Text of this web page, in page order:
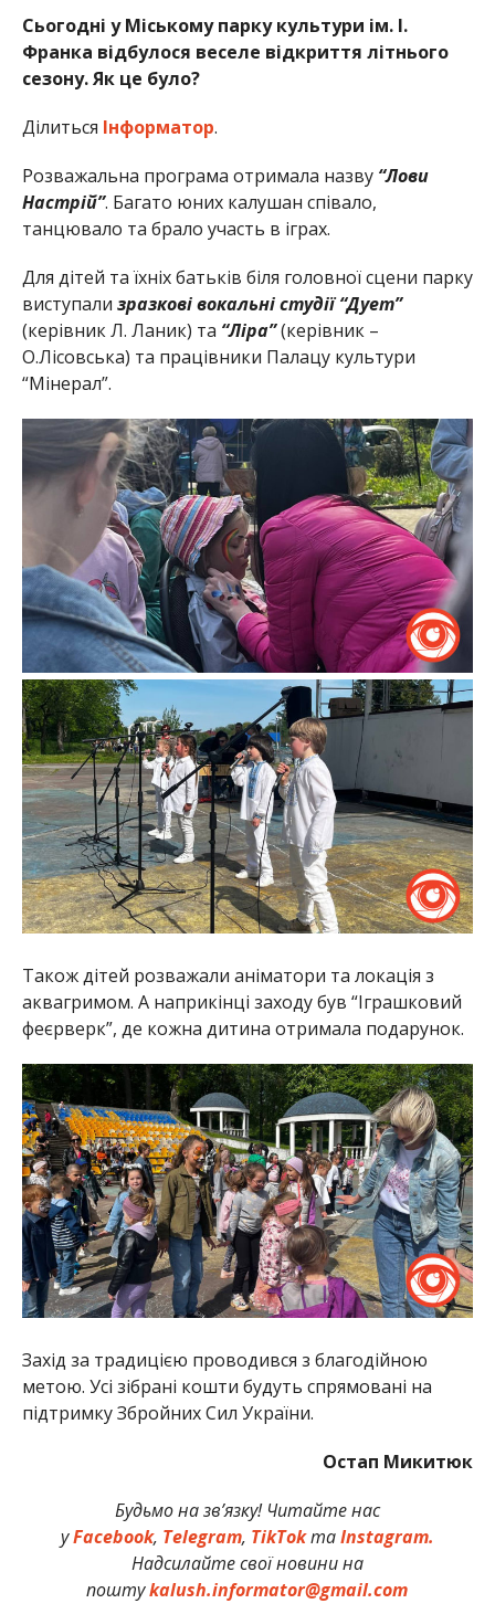
Сьогодні у Міському парку культури ім. І.
Франка відбулося веселе відкриття літнього
сезону. Як це було?
Ділиться Інформатор.
Розважальна програма отримала назву“Лови
Настрій”. Багато юних калушан співало,
танцювало та брало участь в іграх.
Для дітей та їхніх батьків біля головної сцени парку
виступали зразкові вокальні студії “Дует”
(керівник Л. Ланик) та “Ліра”(керівник –
О.Лісовська) та працівники Палацу культури
“Мінерал”.
Також дітей розважали аніматори та локація з
аквагримом. А наприкінці заходу був “Іграшковий
феєрверк”, де кожна дитина отримала подарунок.
Захід за традицією проводився з благодійною
метою. Усі зібрані кошти будуть спрямовані на
підтримку Збройних Сил України.
Остап Микитюк
Будьмо на зв’язку! Читайте нас
уFacebook, Telegram, TikTokтаInstagram.
Надсилайте свої новини на
поштуkalush.informator@gmail.com